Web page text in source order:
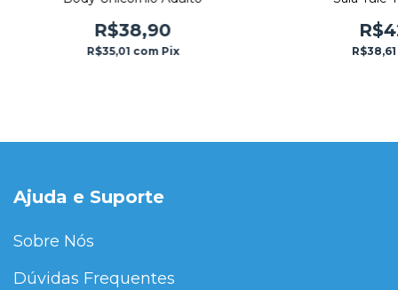
R$38,90
R$35,01 com Pix R$38,61
Ajuda e Suporte
Sobre Nós
Dúvidas Frequentes